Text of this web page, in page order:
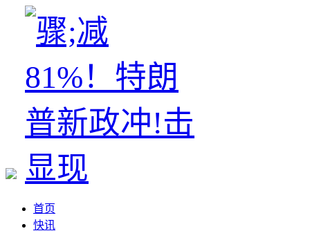
首页
快讯